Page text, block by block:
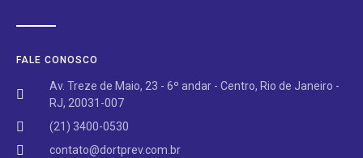
FALE CONOSCO
Av. Treze de Maio, 23 - 6º andar - Centro, Rio de Janeiro -
RJ, 20031-007​
(21) 3400-0530​​
contato@dortprev.com.br​